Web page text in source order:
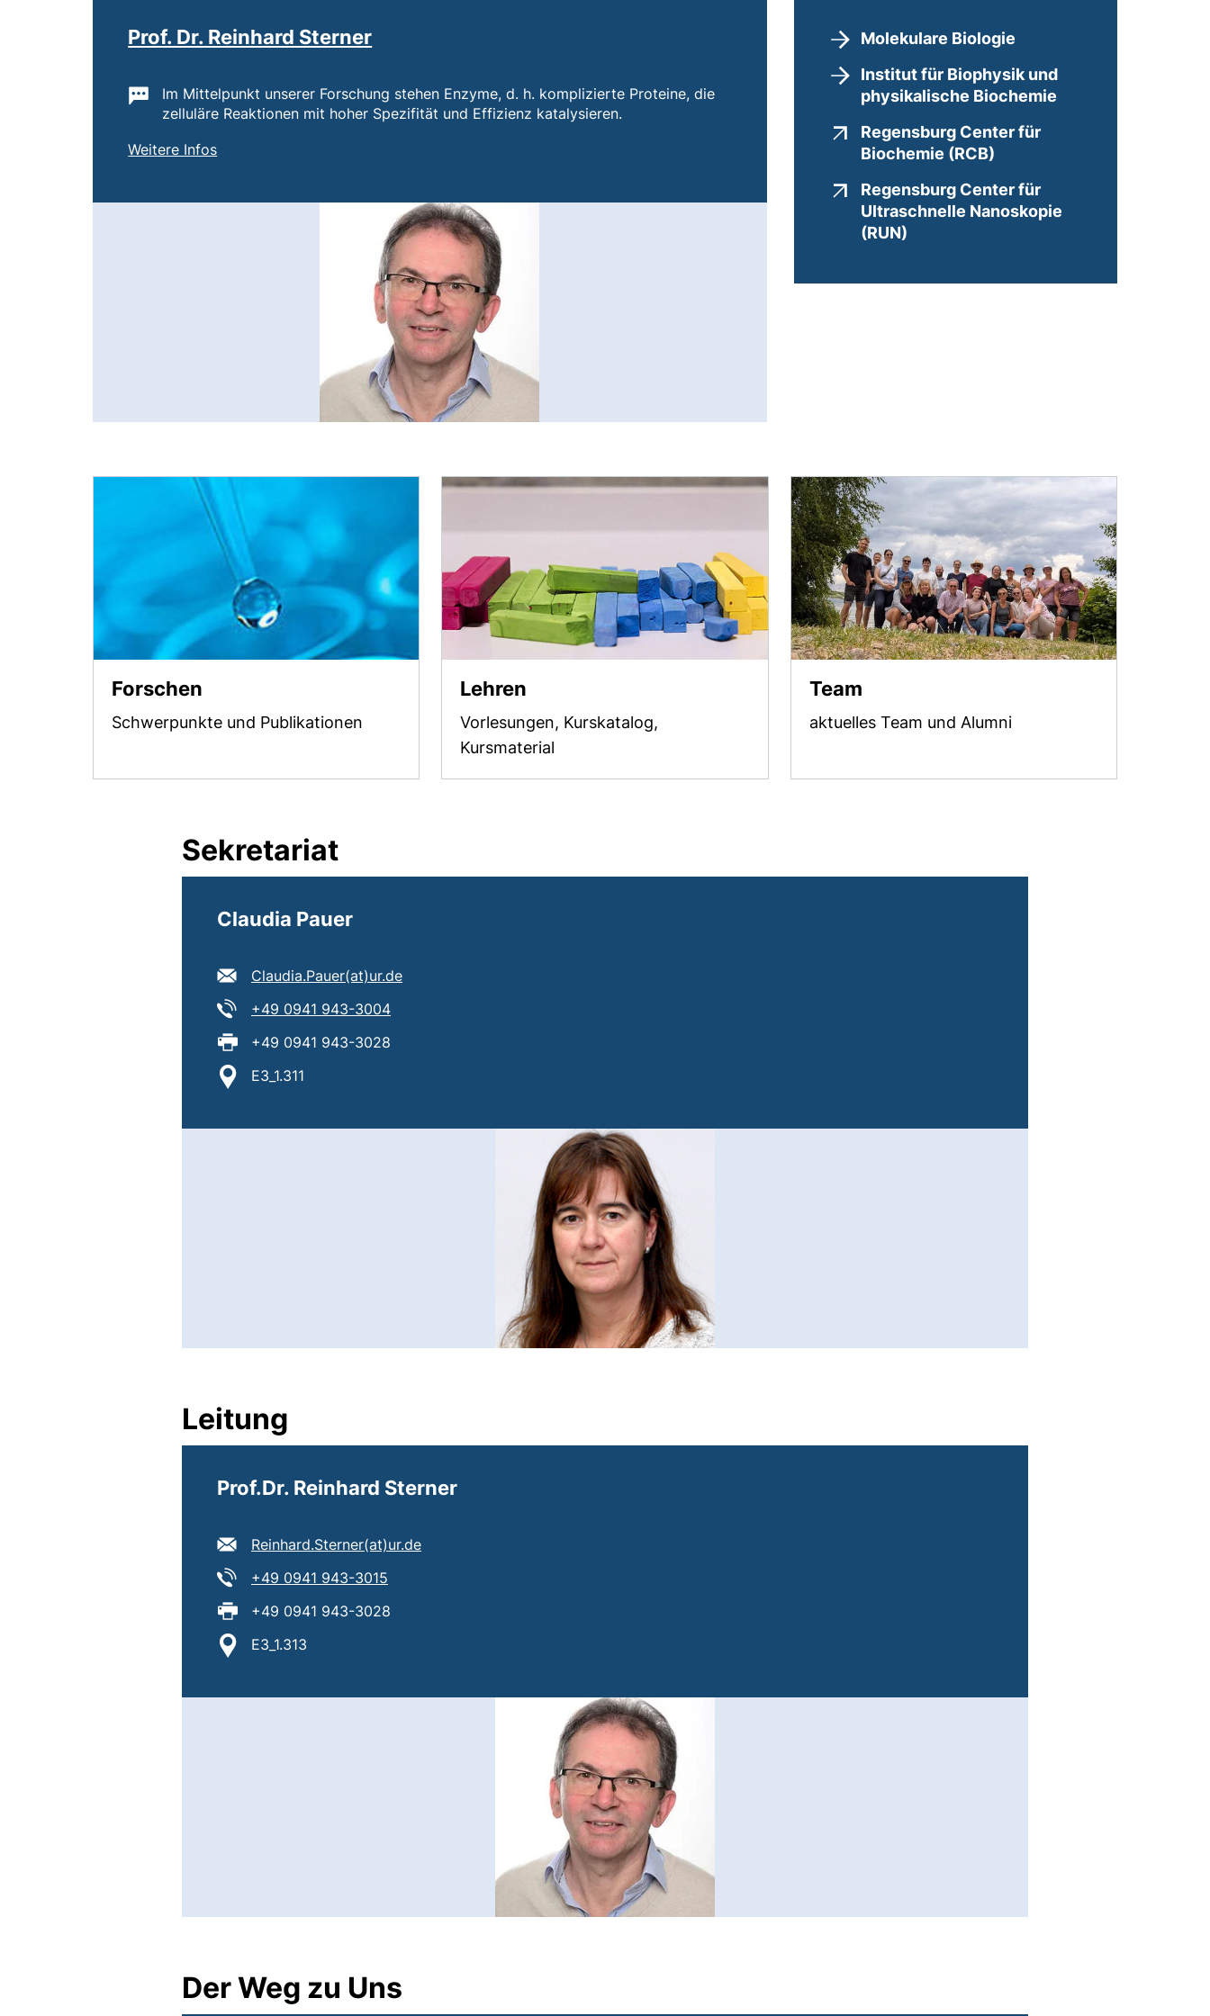
Prof. Dr. Reinhard Sterner
Wichtige Informationen:
Im Mittelpunkt unserer Forschung stehen Enzyme, d. h. komplizierte Proteine, die
zelluläre Reaktionen mit hoher Spezifität und Effizienz katalysieren.
Weitere Infosvon
Prof. Dr. Reinhard Sterner
Molekulare Biologie
Institut für Biophysik und
physikalische Biochemie
Regensburg Center für
Biochemie (RCB)(externer Link, öffnet
Regensburg Center für
Ultraschnelle Nanoskopie
(RUN)(externer Link, öffnet neues Fenster)
Forschen
Schwerpunkte und Publikationen
Lehren
Vorlesungen, Kurskatalog,
Kursmaterial
Team
aktuelles Team und Alumni
Sekretariat
Claudia Pauer
E-Mail Adresse:
Claudia.Pauer​(at)​ur.de(öffnet Ihr E-Mail-Programm)
Tel:
+49 0941 943-3004(startet einen Telefonanruf, wenn Ihr Gerät dies zulässt)
Fax:
+49 0941 943-3028
Standort:
E3_1.311
Leitung
Prof.Dr. Reinhard Sterner
E-Mail Adresse:
Reinhard.Sterner​(at)​ur.de(öffnet Ihr E-Mail-Programm)
Tel:
+49 0941 943-3015
Fax:
+49 0941 943-3028
Standort:
E3_1.313
Der Weg zu Uns